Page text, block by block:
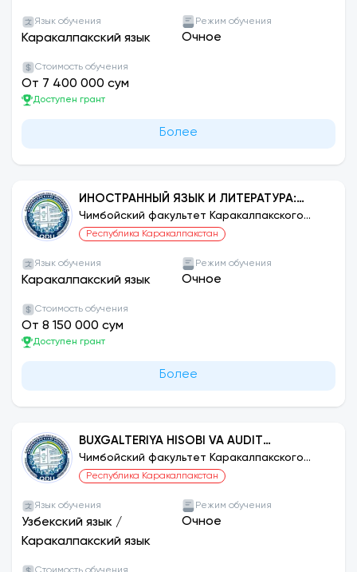
Язык обучения
Каракалпакский язык
Режим обучения
Очное
Стоимость обучения
От 7 400 000 сум
Доступен грант
Более
ИНОСТРАННЫЙ ЯЗЫК И ЛИТЕРАТУРА:
АНГЛИЙСКИЙ
Чимбойский факультет Каракалпакского
государственного университета
Республика Каракалпакстан
Язык обучения
Каракалпакский язык
Режим обучения
Очное
Стоимость обучения
От 8 150 000 сум
Доступен грант
Более
BUXGALTERIYA HISOBI VA AUDIT
(TARMOQLAR BO‘YICHA)
Чимбойский факультет Каракалпакского
государственного университета
Республика Каракалпакстан
Язык обучения
Узбекский язык /
Каракалпакский язык
Режим обучения
Очное